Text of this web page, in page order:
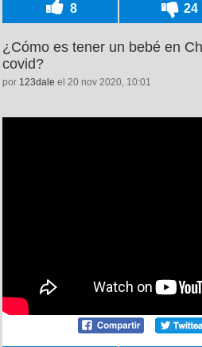
8 24
¿Cómo es tener un bebé en
covid?
por 123dale el 20 nov 2020, 10:01